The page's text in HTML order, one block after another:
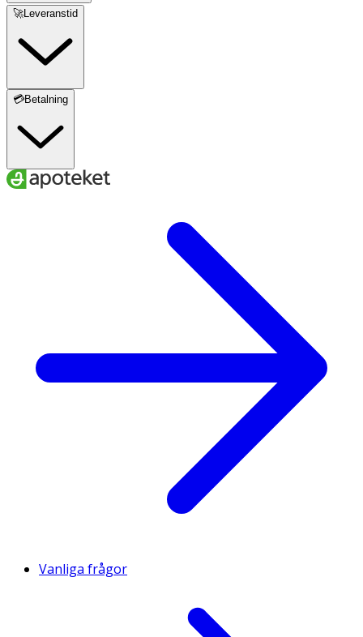
🚀Leveranstid
💳Betalning
Vanliga frågor